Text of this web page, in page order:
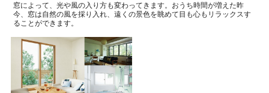
窓によって、光や風の入り方も変わってきます。おうち時間が増えた昨
今、 窓は自然の風を採り入れ、遠くの景色を眺めて目も心もリラックスす
ることができます。